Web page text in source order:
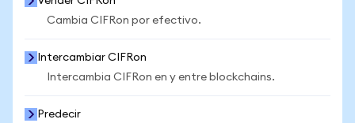
Cambia CIFRon por efectivo.
Intercambiar CIFRon
Intercambia CIFRon en y entre blockchains.
Predecir